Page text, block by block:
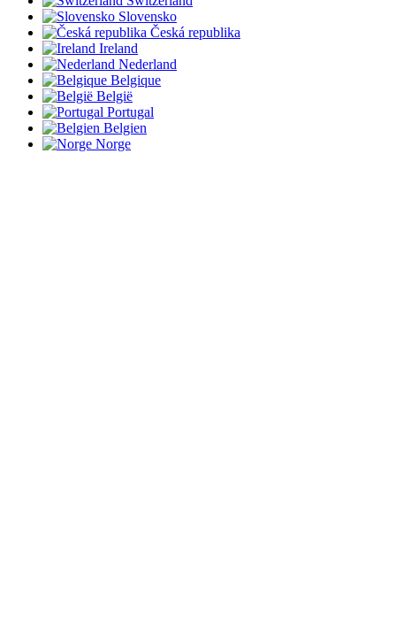
Slovensko
Česká republika
Ireland
Nederland
Belgique
België
Portugal
Belgien
Norge